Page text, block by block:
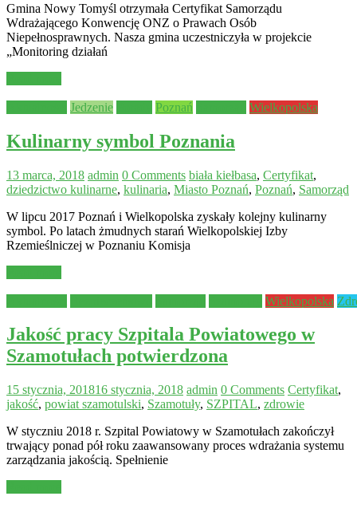
Gmina Nowy Tomyśl otrzymała Certyfikat Samorządu
Wdrażającego Konwencję ONZ o Prawach Osób
Niepełnosprawnych. Nasza gmina uczestniczyła w projekcie
„Monitoring działań
Jedzenie Poznań Wielkopolska
Kulinarny symbol Poznania
13 marca, 2018 admin 0 Comments biała kiełbasa, Certyfikat,
dziedzictwo kulinarne, kulinaria, Miasto Poznań, Poznań, Samorząd
W lipcu 2017 Poznań i Wielkopolska zyskały kolejny kulinarny
symbol. Po latach żmudnych starań Wielkopolskiej Izby
Rzemieślniczej w Poznaniu Komisja
Wielkopolska
Jakość pracy Szpitala Powiatowego w
Szamotułach potwierdzona
15 stycznia, 201816 stycznia, 2018 admin 0 Comments Certyfikat,
jakość, powiat szamotulski, Szamotuły, SZPITAL, zdrowie
W styczniu 2018 r. Szpital Powiatowy w Szamotułach zakończył
trwający ponad pół roku zaawansowany proces wdrażania systemu
zarządzania jakością. Spełnienie